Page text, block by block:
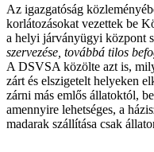
Az igazgatóság
korlátozásokat vezettek be
a helyi járványügyi központ
szervezése, továbbá tilos
A DSVSA közölte azt is,
zárt és elszigetelt helyeken
zárni más emlős állatoktól,
amennyire lehetséges, a
madarak szállítása csak